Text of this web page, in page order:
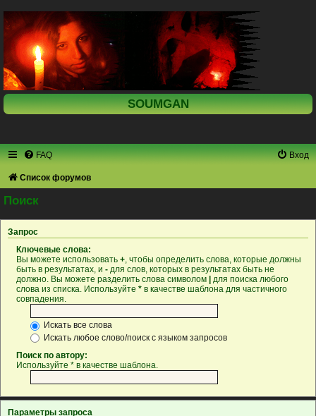
SOUMGAN
FAQ Вход
Список форумов
Поиск
Запрос
Ключевые слова:
Вы можете использовать +, чтобы определить слова, которые должны
быть в результатах, и - для слов, которых в результатах быть не
должно. Вы можете разделить слова символом
для поиска любого
слова из списка. Используйте * в качестве шаблона для частичного
совпадения.
Искать все слова
Искать любое слово/поиск с языком запросов
Поиск по автору:
Используйте * в качестве шаблона.
Параметры запроса